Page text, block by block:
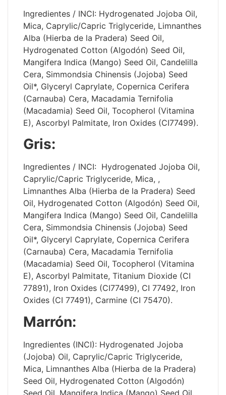
Ingredientes / INCI: Hydrogenated Jojoba Oil,
Mica, Caprylic/Capric Triglyceride, Limnanthes
Alba (Hierba de la Pradera) Seed Oil,
Hydrogenated Cotton (Algodón) Seed Oil,
Mangifera Indica (Mango) Seed Oil, Candelilla
Cera, Simmondsia Chinensis (Jojoba) Seed
Oil*, Glyceryl Caprylate, Copernica Cerifera
(Carnauba) Cera, Macadamia Ternifolia
(Macadamia) Seed Oil, Tocopherol (Vitamina
E), Ascorbyl Palmitate, Iron Oxides (CI77499).
Gris:
Ingredientes / INCI: Hydrogenated Jojoba Oil,
Caprylic/Capric Triglyceride, Mica, ,
Limnanthes Alba (Hierba de la Pradera) Seed
Oil, Hydrogenated Cotton (Algodón) Seed Oil,
Mangifera Indica (Mango) Seed Oil, Candelilla
Cera, Simmondsia Chinensis (Jojoba) Seed
Oil*, Glyceryl Caprylate, Copernica Cerifera
(Carnauba) Cera, Macadamia Ternifolia
(Macadamia) Seed Oil, Tocopherol (Vitamina
E), Ascorbyl Palmitate, Titanium Dioxide (CI
77891), Iron Oxides (CI77499), CI 77492, Iron
Oxides (CI 77491), Carmine (CI 75470).
Marrón:
Ingredientes (INCI): Hydrogenated Jojoba
(Jojoba) Oil, Caprylic/Capric Triglyceride,
Mica, Limnanthes Alba (Hierba de la Pradera)
Seed Oil, Hydrogenated Cotton (Algodón)
Seed Oil, Mangifera Indica (Mango) Seed Oil,